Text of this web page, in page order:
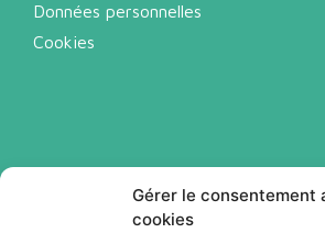
Gérer le consentement
cookies
Données personnelles
Cookies